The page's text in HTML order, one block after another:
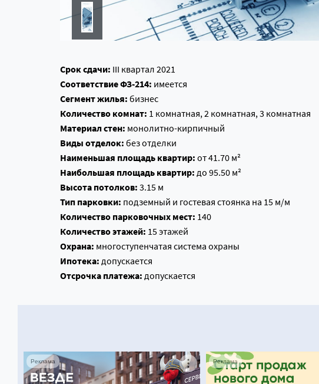
Срок сдачи: III квартал 2021
Соответствие ФЗ-214: имеется
Сегмент жилья: бизнес
Количество комнат: 1 комнатная, 2 комнатная, 3 комнатная
Материал стен: монолитно-кирпичный
Виды отделок: без отделки
Наименьшая площадь квартир: от 41.70 м²
Наибольшая площадь квартир: до 95.50 м²
Высота потолков: 3.15 м
Тип парковки: подземный и гостевая стоянка на 15 м/м
Количество парковочных мест: 140
Количество этажей: 15 этажей
Охрана: многоступенчатая система охраны
Ипотека: допускается
Отсрочка платежа: допускается
Реклама Реклама